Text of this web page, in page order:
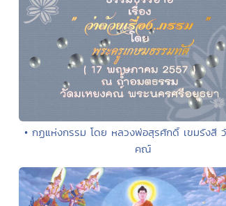
• กฏแห่งกรรม โดย หลวงพ่อสุรศักดิ์ เขมรังสี
คณ์